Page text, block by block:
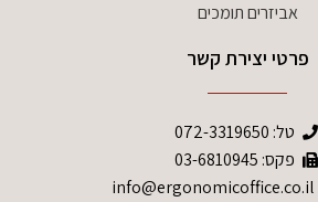
אביזרים תומכים
פרטי יצירת קשר
טל: 072-3319650
פקס: 03-6810945